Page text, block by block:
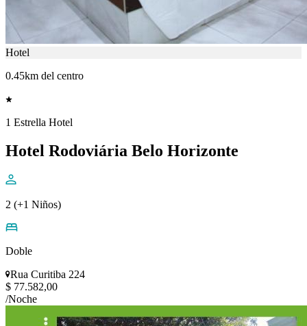
Hotel
0.45km del centro
1 Estrella Hotel
Hotel Rodoviária Belo Horizonte
2 (+1 Niños)
Doble
Rua Curitiba 224
$ 77.582,00
/Noche